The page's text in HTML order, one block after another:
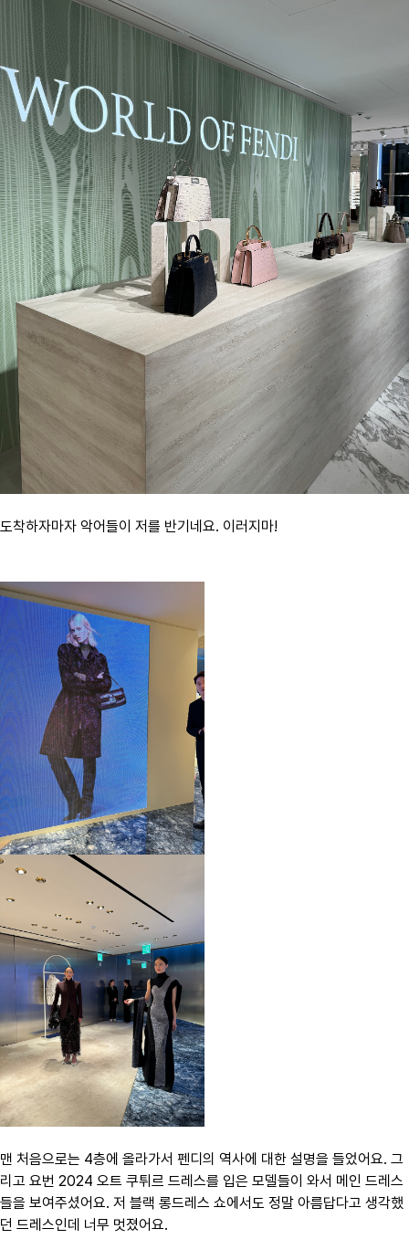
도착하자마자 악어들이 저를 반기네요. 이러지마!
맨 처음으로는 4층에 올라가서 펜디의 역사에 대한 설명을 들었어요. 그
리고 요번 2024 오트 쿠튀르 드레스를 입은 모델들이 와서 메인 드레스
들을 보여주셨어요. 저 블랙 롱드레스 쇼에서도 정말 아름답다고 생각했
던 드레스인데 너무 멋졌어요.